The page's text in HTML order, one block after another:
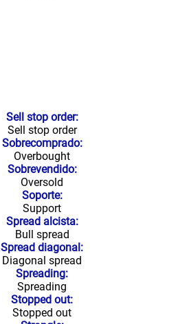
Sell stop order:
Sell stop order
Sobrecomprado:
Overbought
Sobrevendido:
Oversold
Soporte:
Support
Spread alcista:
Bull spread
Spread diagonal:
Diagonal spread
Spreading:
Spreading
Stopped out:
Stopped out